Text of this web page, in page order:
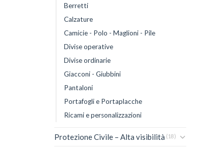
Berretti
Calzature
Camicie - Polo - Maglioni - Pile
Divise operative
Divise ordinarie
Giacconi - Giubbini
Pantaloni
Portafogli e Portaplacche
Ricami e personalizzazioni
Protezione Civile – Alta visibilità (18)